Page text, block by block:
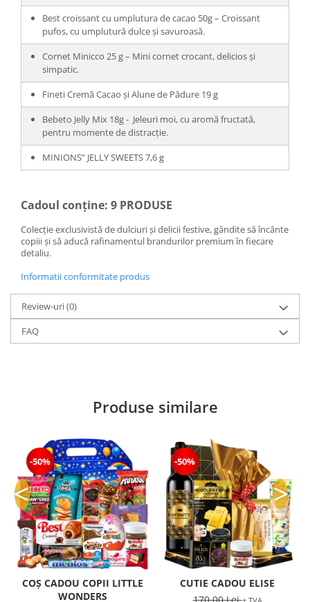
Best croissant cu umplutura de cacao 50g – Croissant
pufos, cu umplutură dulce și savuroasă.
Cornet Minicco 25 g – Mini cornet crocant, delicios și
simpatic.
Fineti Cremă Cacao și Alune de Pădure 19 g
Bebeto Jelly Mix 18g - Jeleuri moi, cu aromă fructată,
pentru momente de distracție.
MINIONS” JELLY SWEETS 7,6 g
Cadoul conține: 9 PRODUSE
Colecție exclusivistă de dulciuri și delicii festive, gândite să încânte
copiii și să aducă rafinamentul brandurilor premium în fiecare
detaliu.
Informatii conformitate produs
Review-uri(0)
FAQ
Produse similare
-50%
COȘ CADOU COPII LITTLE
WONDERS
-50%
CUTIE CADOU ELISE